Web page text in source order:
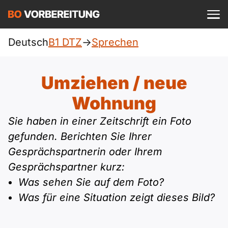
DTZ
Allgemein
telc
Goethe
ÖIF
Deutsch
Englisch
Türkisch
Ukrainisch
Russisch
A1 Allgemein
A1 DTZ
A1 telc
A1 Goethe
A2 Allgemein
A2 DTZ
A2 telc
B1
B1 Allgemein
B1 DTZ
B2
B2 Allgemein
Blog
Einloggen ist kostenlos?
DeutschB1 DTZ->Sprechen
Umziehen / neue
Wohnung
Sie haben in einer Zeitschrift ein Foto
gefunden. Berichten Sie Ihrer
Gesprächspartnerin oder Ihrem
Gesprächspartner kurz:
Was sehen Sie auf dem Foto?
Was für eine Situation zeigt dieses Bild?